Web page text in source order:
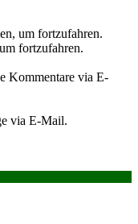
um fortzufahren.
fortzufahren.
Kommentare via E-
via E-Mail.